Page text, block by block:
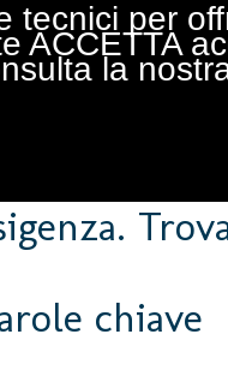
chiave
tecnici per
ACCETTA
la